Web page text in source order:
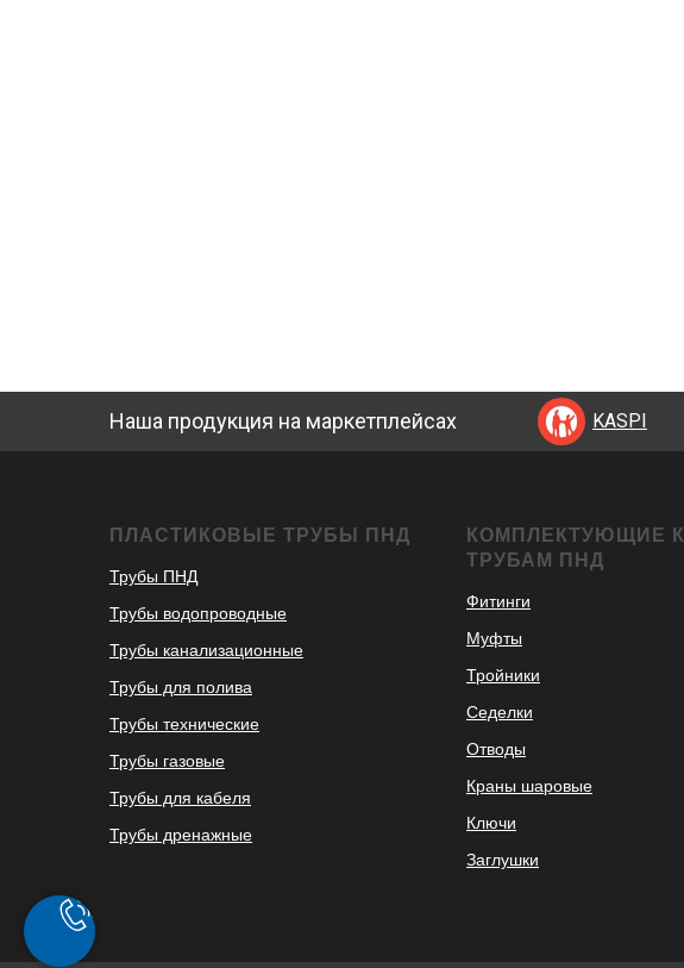
Наша продукция на маркетплейсах KASPI
ПЛАСТИКОВЫЕ ТРУБЫ ПНД
Трубы ПНД
Трубы водопроводные
Трубы канализационные
Трубы для полива
Трубы технические
Трубы газовые
Трубы для кабеля
Трубы дренажные
КОМПЛЕКТУЮЩИЕ К
ТРУБАМ ПНД
Фитинги
Муфты
Тройники
Седелки
Отводы
Краны шаровые
Ключи
Заглушки